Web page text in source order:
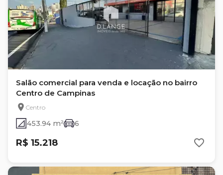
Salão comercial para venda e locação no bairro
Centro de Campinas
Centro
453.94 m² 6
R$ 15.218